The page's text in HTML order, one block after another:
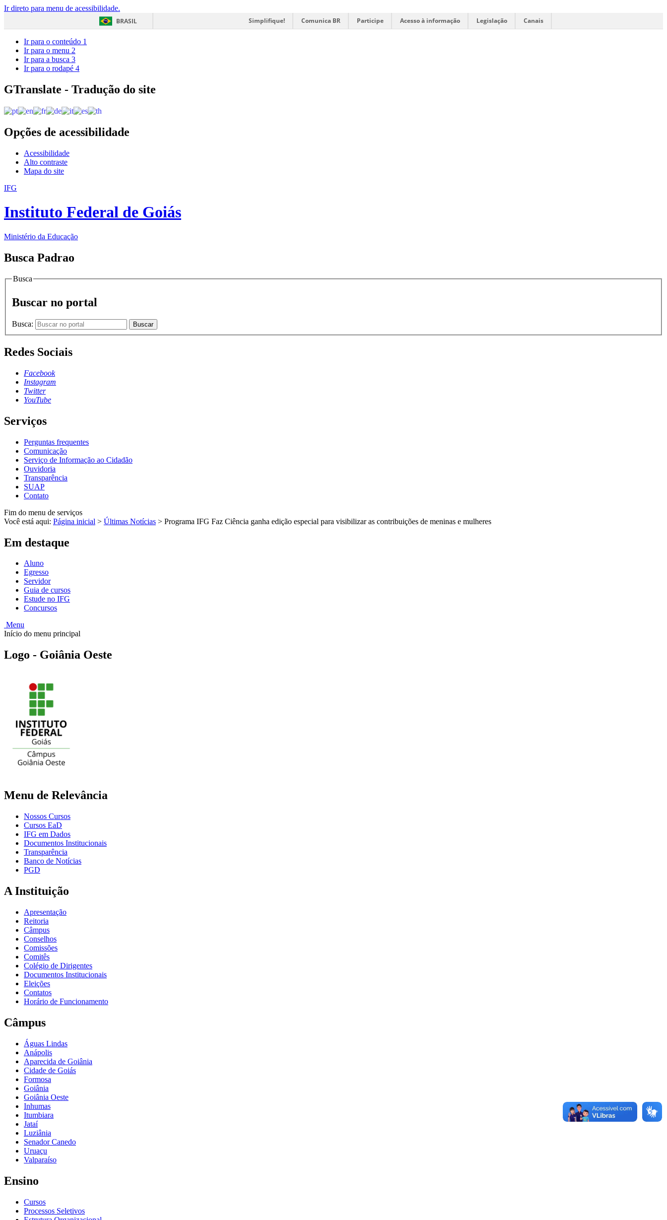
Ir direto para menu de acessibilidade.
BRASIL
Simplifique! Comunica BR Participe Acesso à informação Legislação Canais
Ir para o conteúdo 1
Ir para o menu 2
Ir para a busca 3
Ir para o rodapé 4
GTranslate - Tradução do site
Opções de acessibilidade
Acessibilidade
Alto contraste
Mapa do site
IFG
Instituto Federal de Goiás
Ministério da Educação
Busca Padrao
Busca
Buscar no portal
Busca: Buscar
Redes Sociais
Facebook
Instagram
Twitter
YouTube
Serviços
Perguntas frequentes
Comunicação
Serviço de Informação ao Cidadão
Ouvidoria
Transparência
SUAP
Contato
Fim do menu de serviços
Você está aqui: Página inicial > Últimas Notícias > Programa IFG Faz Ciência ganha edição especial para visibilizar as contribuições de meninas e mulheres
Em destaque
Aluno
Egresso
Servidor
Guia de cursos
Estude no IFG
Concursos
Menu
Início do menu principal
Logo - Goiânia Oeste
Menu de Relevância
Nossos Cursos
Cursos EaD
IFG em Dados
Documentos Institucionais
Transparência
Banco de Notícias
PGD
A Instituição
Apresentação
Reitoria
Câmpus
Conselhos
Comissões
Comitês
Colégio de Dirigentes
Documentos Institucionais
Eleições
Contatos
Horário de Funcionamento
Câmpus
Águas Lindas
Anápolis
Aparecida de Goiânia
Cidade de Goiás
Formosa
Goiânia
Goiânia Oeste
Inhumas
Itumbiara
Jataí
Luziânia
Senador Canedo
Uruaçu
Valparaíso
Ensino
Cursos
Processos Seletivos